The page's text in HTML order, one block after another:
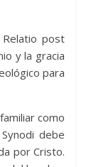
Relatio post
y la gracia
para
como
debe
por Cristo.